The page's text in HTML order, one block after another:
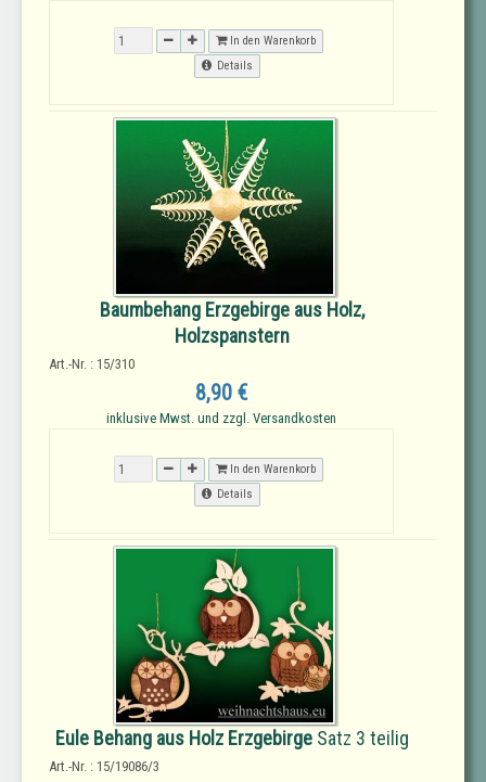
In den Warenkorb
Details
Baumbehang Erzgebirge aus Holz,
Holzspanstern
Art.-Nr. : 15/310
8,90 €
inklusive Mwst. und zzgl. Versandkosten
In den Warenkorb
Details
Eule Behang aus Holz Erzgebirge Satz 3 teilig
Art.-Nr. : 15/19086/3